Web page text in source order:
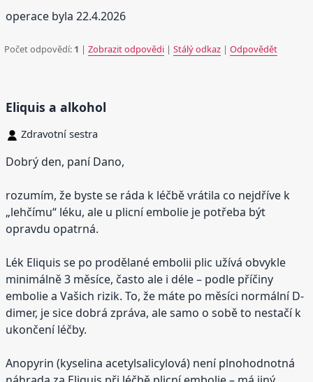
operace byla 22.4.2026
Počet odpovědí: 1 |Zobrazit odpovědi |Stálý odkaz |Odpovědět
Eliquis a alkohol
Zdravotní sestra
Dobrý den, paní Dano,
rozumím, že byste se ráda k léčbě vrátila co nejdříve k
„lehčímu“ léku, ale u plicní embolie je potřeba být
opravdu opatrná.
Lék Eliquis se po prodělané embolii plic užívá obvykle
minimálně 3 měsíce, často ale i déle – podle příčiny
embolie a Vašich rizik. To, že máte po měsíci normální D-
dimer, je sice dobrá zpráva, ale samo o sobě to nestačí k
ukončení léčby.
Anopyrin (kyselina acetylsalicylová) není plnohodnotná